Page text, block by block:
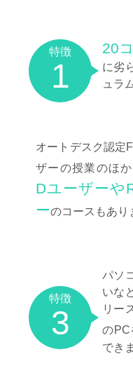
特徴
1
20
に劣
ュラ
オートデスク認定
ザーの授業のほか
Dユーザーや
ーのコースもあり
特徴
3
パソ
いな
リー
のPC
でき